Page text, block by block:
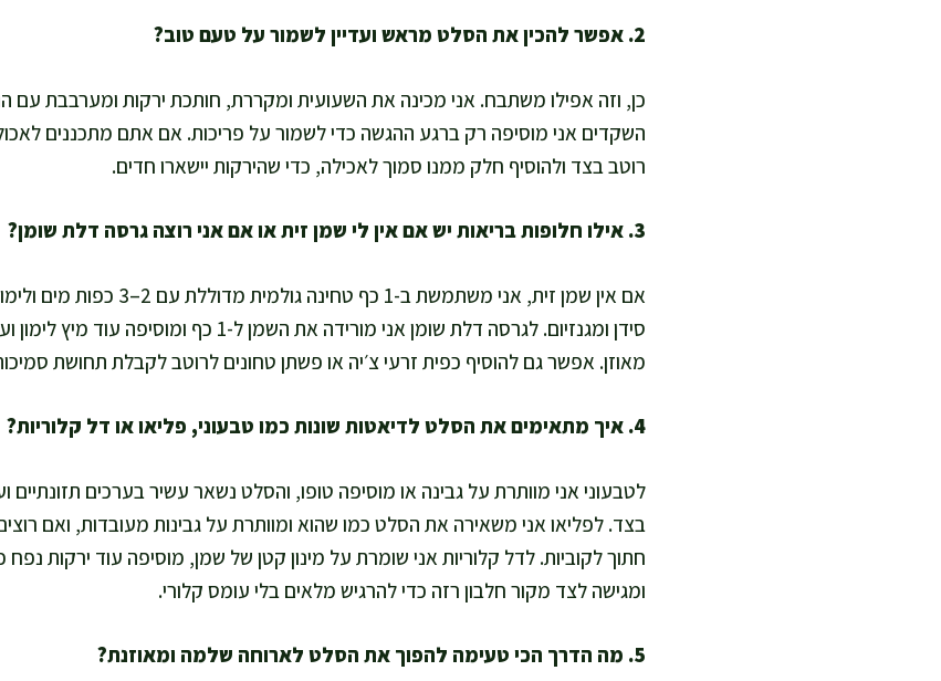
2. אפשר להכין את הסלט מראש ועדיין לשמור על טעם טוב?
השקדים אני מוסיפה רק ברגע ההגשה כדי לשמור על פריכות. אם אתם מתכננים
רוטב בצד ולהוסיף חלק ממנו סמוך לאכילה, כדי שהירקות יישארו חדים.
3. אילו חלופות בריאות יש אם אין לי שמן זית או אם אני רוצה גרסה דלת שומן?
אם אין שמן זית, אני משתמשת ב-1 כף
סידן ומגנזיום. לגרסה דלת שומן אני מורידה את השמן
מאוזן. אפשר גם להוסיף כפית זרעי צ׳יה או פשתן טחונים לרוטב לקבלת תחושת
4. איך מתאימים את הסלט לדיאטות שונות כמו טבעוני, פליאו או דל קלוריות?
לטבעוני אני מוותרת על גבינה או מוסיפה טופו, והסלט נשאר עשיר בערכים תזונתיים
בצד. לפליאו אני משאירה את הסלט כמו שהוא ומוותרת על גבינות מעובדות, ואם
חתוך לקוביות. לדל קלוריות אני שומרת על מינון קטן של שמן, מוסיפה עוד ירקות
ומגישה לצד מקור חלבון רזה כדי להרגיש מלאים בלי עומס קלורי.
5. מה הדרך הכי טעימה להפוך את הסלט לארוחה שלמה ומאוזנת?